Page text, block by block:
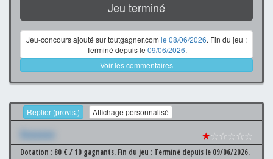
Jeu terminé
Jeu-concours ajouté sur toutgagner.com le 08/06/2026. Fin du jeu :
Terminé depuis le 09/06/2026.
Voir les commentaires
Replier (provis.) Affichage personnalisé
Xxxxxxx ★☆☆☆☆☆
Dotation : 80 € / 10 gagnants. Fin du jeu : Terminé depuis le 09/06/2026.